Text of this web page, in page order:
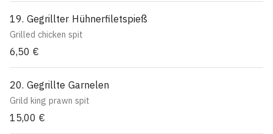
19. Gegrillter Hühnerfiletspieß
Grilled chicken spit
6,50 €
20. Gegrillte Garnelen
Grild king prawn spit
15,00 €